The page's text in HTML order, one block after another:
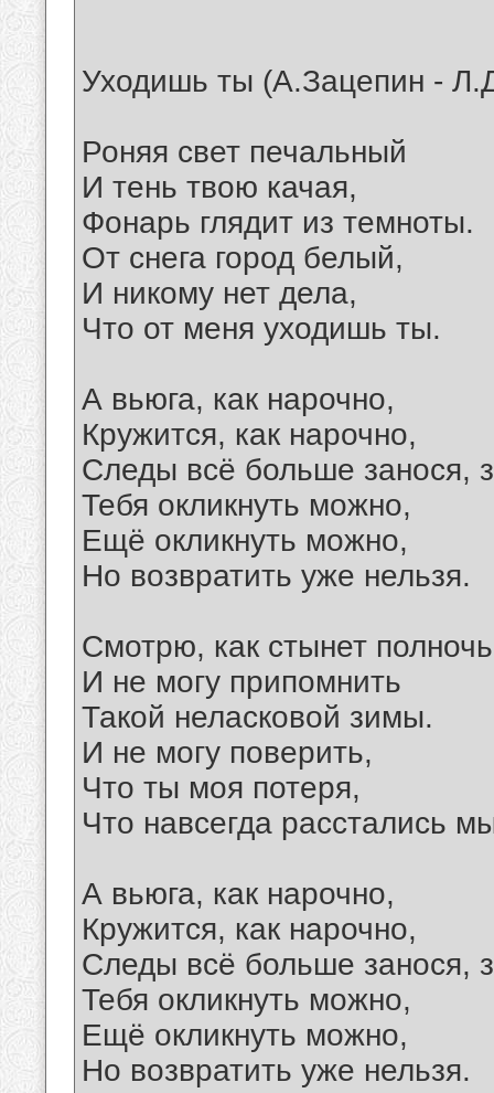
Уходишь ты (А.Зацепин -
Роняя свет печальный
И тень твою качая,
Фонарь глядит из темноты.
От снега город белый,
И никому нет дела,
Что от меня уходишь ты.
А вьюга, как нарочно,
Кружится, как нарочно,
Следы всё больше занося,
Тебя окликнуть можно,
Ещё окликнуть можно,
Но возвратить уже нельзя.
Смотрю, как стынет полночь
И не могу припомнить
Такой неласковой зимы.
И не могу поверить,
Что ты моя потеря,
Что навсегда расстались
А вьюга, как нарочно,
Кружится, как нарочно,
Следы всё больше занося,
Тебя окликнуть можно,
Ещё окликнуть можно,
Но возвратить уже нельзя.